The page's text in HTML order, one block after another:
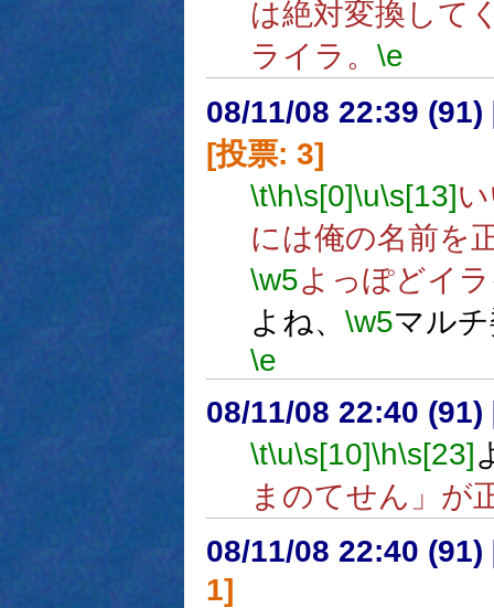
は絶対変換して
ライラ。 \e
08/11/08 22:39 (91)
[投票: 3]
\t\h\s[0]\u\s[13]
には俺の名前を
\w5よっぽどイ
よね、 \w5マル
\e
08/11/08 22:40 (91)
\t\u\s[10]\h\s[23]
まのてせん」が
08/11/08 22:40 (91)
1]